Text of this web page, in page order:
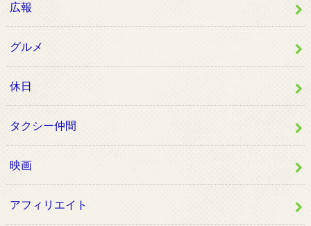
広報
グルメ
休日
タクシー仲間
映画
アフィリエイト